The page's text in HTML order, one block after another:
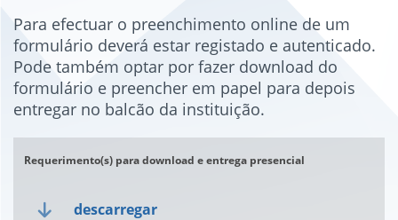
Para efectuar o preenchimento online de um
formulário deverá estar registado e autenticado.
Pode também optar por fazer download do
formulário e preencher em papel para depois
entregar no balcão da instituição.
Requerimento(s) para download e entrega presencial
descarregar